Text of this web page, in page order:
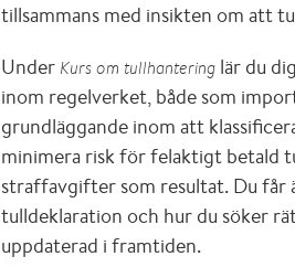
tillsammans med insikten om att
Under Kurs om tullhantering lär du
inom regelverket, både som
grundläggande inom att
minimera risk för felaktigt betald
straffavgifter som resultat. Du får
tulldeklaration och hur du söker
uppdaterad i framtiden.